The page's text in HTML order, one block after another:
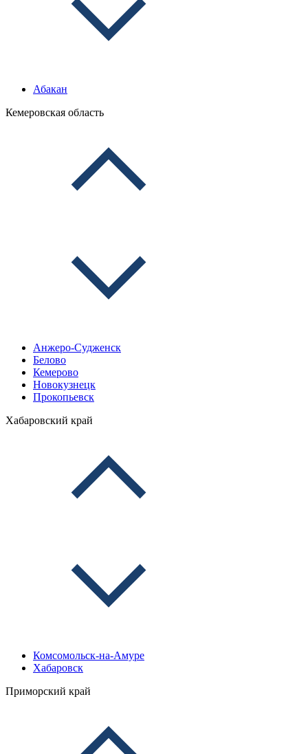
Абакан
Кемеровская область
Анжеро-Судженск
Белово
Кемерово
Новокузнецк
Прокопьевск
Хабаровский край
Комсомольск-на-Амуре
Хабаровск
Приморский край